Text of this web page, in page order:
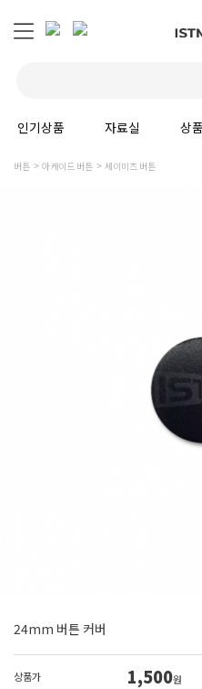
인기상품 자료실 상
버튼 아케이드 버튼 세이미츠 버튼
24mm 버튼 커버
상품가 1,500원